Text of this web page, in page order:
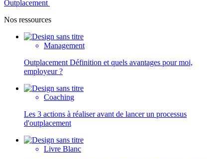
Outplacement
Nos ressources
Management
Outplacement Définition et quels avantages pour moi,
employeur ?
Coaching
Les 3 actions à réaliser avant de lancer un processus
d'outplacement
Livre Blanc